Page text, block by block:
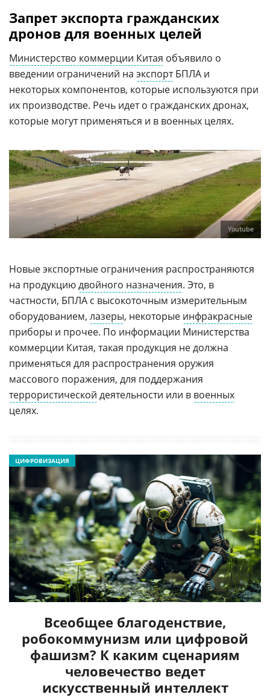
Запрет экспорта гражданских
дронов для военных целей
Министерство коммерции Китая объявило о
введении ограничений на экспортБПЛА и
некоторых компонентов, которые используются при
их производстве. Речь идет о гражданских дронах,
которые могут применяться и в военных целях.
Youtube
Новые экспортные ограничения распространяются
на продукциюдвойного назначения. Это, в
частности, БПЛА с высокоточным измерительным
оборудованием, лазеры, некоторые инфракрасные
приборы и прочее. По информации Министерства
коммерции Китая, такая продукция не должна
применяться для распространения оружия
массового поражения, для поддержания
террористической деятельности или в военных
целях.
Всеобщее благоденствие,
робокоммунизм или цифровой
фашизм? К каким сценариям
человечество ведет
искусственный интеллект
ЦИФРОВИЗАЦИЯ